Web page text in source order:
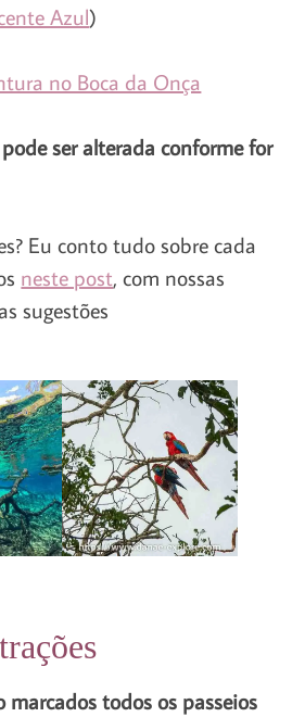
Azul)
no Boca da Onça
ser alterada conforme for
Eu conto tudo sobre cada
neste post, com nossas
sugestões
marcados todos os passeios